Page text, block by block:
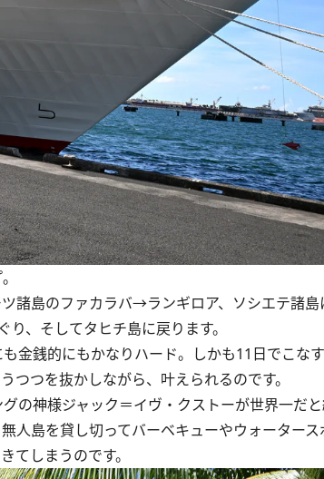
諸島のファカラバ→ランギロア、ソシエテ諸島
、そしてタヒチ島に戻ります。
金銭的にもかなりハード。しかも11日でこな
つを抜かしながら、叶えられるのです。
の神様ジャック＝イヴ・クストーが世界一だ
人島を貸し切ってバーベキューやウォーター
てしまうのです。